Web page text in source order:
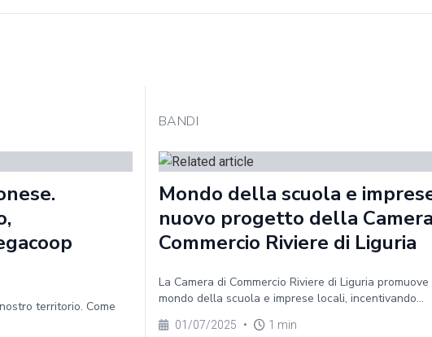
territorio. Come
BANDI
Mondo della scuola e
nuovo progetto della
Commercio Riviere di Liguria
La Camera di Commercio Riviere di Liguria
mondo della scuola e imprese locali, incentivando...
01/07/2025 • 1 min